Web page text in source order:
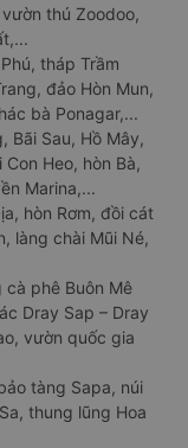
thú Zoodoo,
tháp Trầm
đảo Hòn Mun,
bà Ponagar,...
Bãi Sau, Hồ Mây,
Heo, hòn Bà,
Marina,...
hòn Rơm, đồi cát
làng chài Mũi Né,
cà phê Buôn Mê
Dray Sap – Dray
vườn quốc gia
tàng Sapa, núi
thung lũng Hoa